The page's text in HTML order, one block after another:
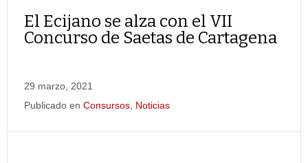
El Ecijano se alza con el VII
Concurso de Saetas de Cartagena
29 marzo, 2021
Publicado en Consursos Noticias